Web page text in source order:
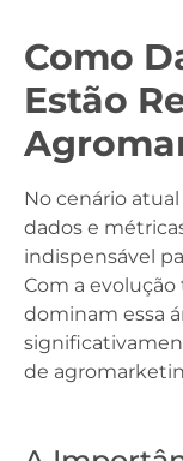
Como
Estão
No cenário
dados e
indispensável
Com a
dominam essa
de